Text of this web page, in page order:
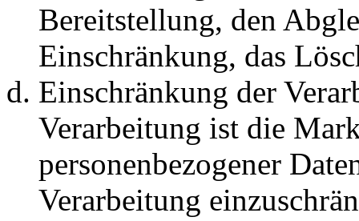
Bereitstellung, den
Einschränkung, das
Einschränkung der
Verarbeitung ist die
personenbezogener
Verarbeitung